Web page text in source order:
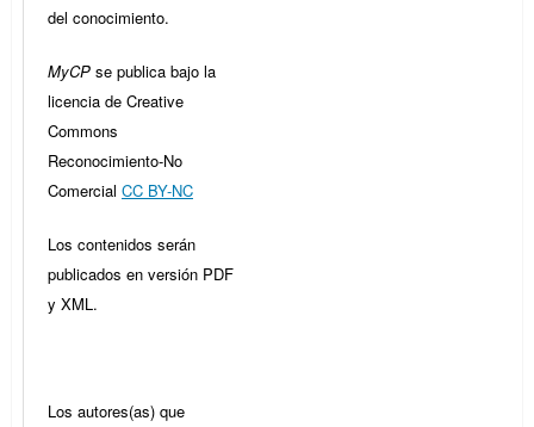
del conocimiento.
MyCP se publica bajo la
licencia de Creative
Commons
Reconocimiento-No
Comercial CC BY-NC
Los contenidos serán
publicados en versión PDF
y XML.
Los autores(as) que